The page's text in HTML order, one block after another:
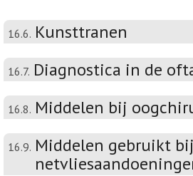
16.6. Kunsttranen
16.7. Diagnostica in de
16.8. Middelen bij
16.9. Middelen gebruikt bij